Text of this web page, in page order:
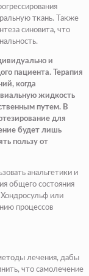
ткань. Также
синовита, что
и
пациента. Терапия
когда
жидкость
путем. В
для
будет лишь
пользу от
анальгетики и
общего состояния
или
процессов
лечения, дабы
что самолечение